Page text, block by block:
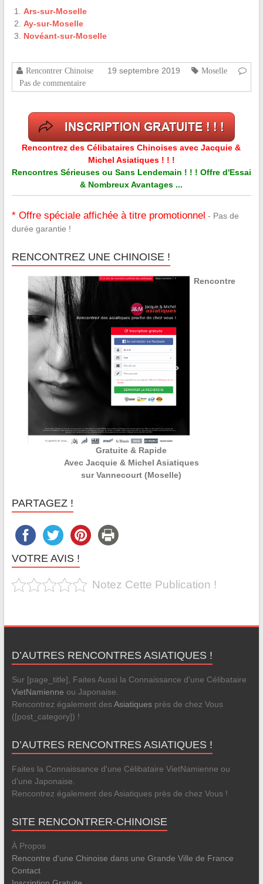
Ars-sur-Moselle
Ay-sur-Moselle
Novéant-sur-Moselle
Rencontrer Chinoise 19 septembre 2019
Moselle
Pas de commentaire
Rencontrez des Célibataires Chinoises avec Jacquie &
Michel Asiatiques ! ! !
Rencontres Sérieuses ou Sans Lendemain ! ! ! Offre d'Essai
& Nombreux Avantages ...
* Offre spéciale affichée à titre promotionnel - Pas de
durée garantie !
RENCONTREZ UNE CHINOISE !
Rencontre
Gratuite & Rapide
Avec Jacquie & Michel Asiatiques
sur Vannecourt (Moselle)
PARTAGEZ !
VOTRE AVIS !
Notez Cette Publication !
D’AUTRES RENCONTRES ASIATIQUES !
Sur [page_title], Faites Aussi la Connaissance d'une Célibataire
VietNamienne ou Japonaise.
Rencontrez également desAsiatiquesprès de chez Vous
([post_category]) !
D’AUTRES RENCONTRES ASIATIQUES !
Faites la Connaissance d'une Célibataire VietNamienne ou
d'une Japonaise.
Rencontrez également des Asiatiques près de chez Vous !
SITE RENCONTRER-CHINOISE
À Propos
Rencontre d'une Chinoise dans une Grande Ville de France
Contact